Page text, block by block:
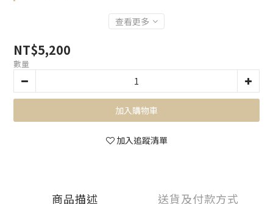
查看更多
NT$5,200
數量
加入購物車
加入追蹤清單
商品描述 送貨及付款方式